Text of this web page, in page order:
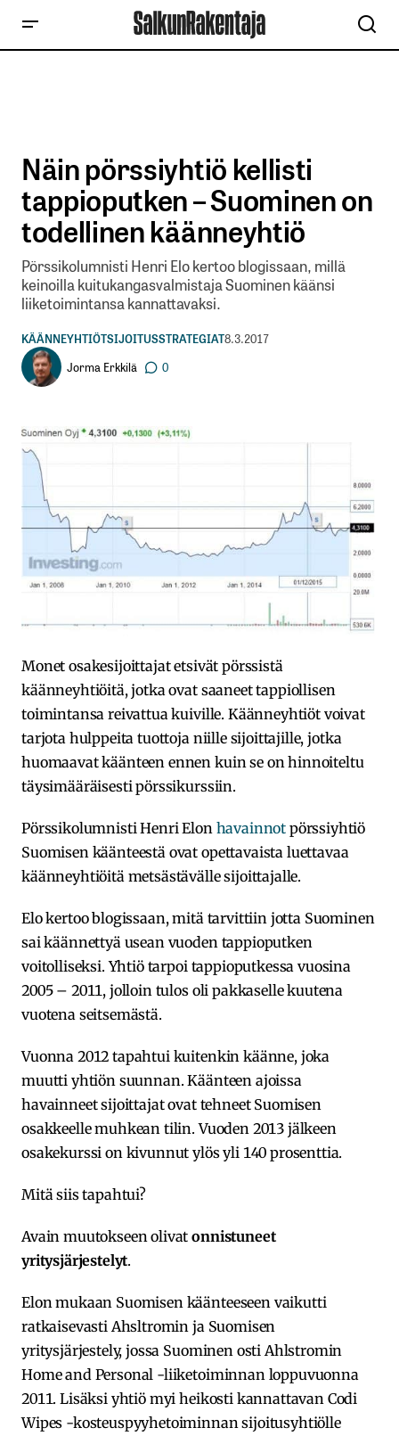
Näin pörssiyhtiö kellisti
tappioputken – Suominen on
todellinen käänneyhtiö
Pörssikolumnisti Henri Elo kertoo blogissaan, millä
keinoilla kuitukangasvalmistaja Suominen käänsi
liiketoimintansa kannattavaksi.
KÄÄNNEYHTIÖTSIJOITUSSTRATEGIAT8.3.2017
Jorma Erkkilä
0
Monet osakesijoittajat etsivät pörssistä
käänneyhtiöitä, jotka ovat saaneet tappiollisen
toimintansa reivattua kuiville. Käänneyhtiöt voivat
tarjota hulppeita tuottoja niille sijoittajille, jotka
huomaavat käänteen ennen kuin se on hinnoiteltu
täysimääräisesti pörssikurssiin.
Pörssikolumnisti Henri Elon havainnot pörssiyhtiö
Suomisen käänteestä ovat opettavaista luettavaa
käänneyhtiöitä metsästävälle sijoittajalle.
Elo kertoo blogissaan, mitä tarvittiin jotta Suominen
sai käännettyä usean vuoden tappioputken
voitolliseksi. Yhtiö tarpoi tappioputkessa vuosina
2005 – 2011, jolloin tulos oli pakkaselle kuutena
vuotena seitsemästä.
Vuonna 2012 tapahtui kuitenkin käänne, joka
muutti yhtiön suunnan. Käänteen ajoissa
havainneet sijoittajat ovat tehneet Suomisen
osakkeelle muhkean tilin. Vuoden 2013 jälkeen
osakekurssi on kivunnut ylös yli 140 prosenttia.
Mitä siis tapahtui?
Avain muutokseen olivatonnistuneet
yritysjärjestelyt.
Elon mukaan Suomisen käänteeseen vaikutti
ratkaisevasti Ahsltromin ja Suomisen
yritysjärjestely, jossa Suominen osti Ahlstromin
Home and Personal -liiketoiminnan loppuvuonna
2011. Lisäksi yhtiö myi heikosti kannattavan Codi
Wipes -kosteuspyyhetoiminnan sijoitusyhtiölle